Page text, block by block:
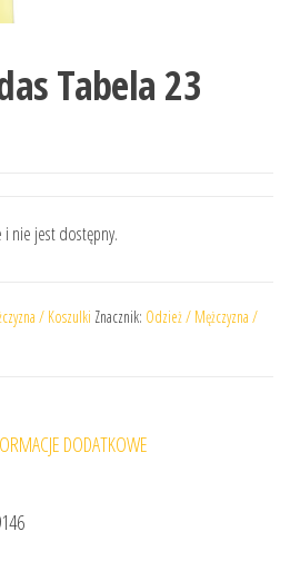
Tabela 23
nie jest dostępny.
/ Koszulki Znacznik: Odzież / Mężczyzna /
DODATKOWE